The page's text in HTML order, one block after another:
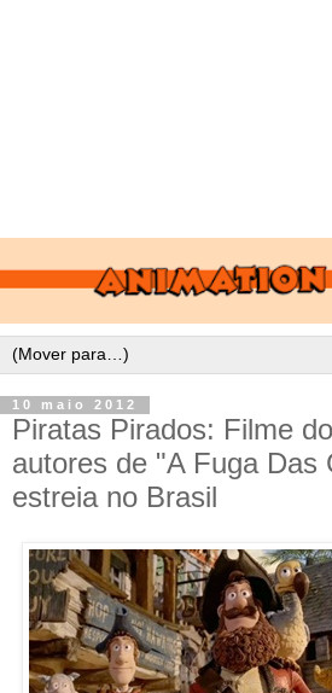
10 maio 2012
Piratas Pirados: Filme
autores de "A Fuga Das
estreia no Brasil